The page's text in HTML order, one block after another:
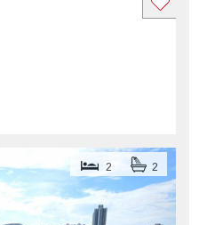
2 2